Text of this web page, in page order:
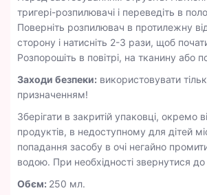
тригері-розпилювачі і переведіть в
Поверніть розпилювач в протилежну
сторону і натисніть 2-3 рази, щоб
Розпорошіть в повітрі, на тканину або
Заходи безпеки: використовувати
призначенням!
Зберігати в закритій упаковці, окремо
продуктів, в недоступному для дітей
попадання засобу в очі негайно
водою. При необхідності звернутися до
Обєм: 250 мл.